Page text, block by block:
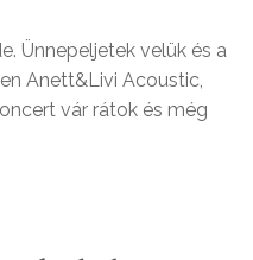
Ünnepeljetek velük és a
Anett&Livi Acoustic,
vár rátok és még